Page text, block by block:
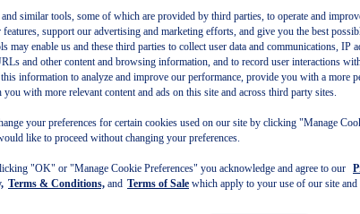
similar tools, some of which are provided by third parties, to operate and
features, support our advertising and marketing efforts, and give you the best
may enable us and these third parties to collect user data and communications, IP
and other content and browsing information, and to record user interactions
information to analyze and improve our performance, provide you with a more
you with more relevant content and ads on this site and across third party sites.
your preferences for certain cookies used on our site by clicking "Manage
like to proceed without changing your preferences.
"OK" or "Manage Cookie Preferences" you acknowledge and agree to our
Terms & Conditions, and Terms of Sale which apply to your use of our site and